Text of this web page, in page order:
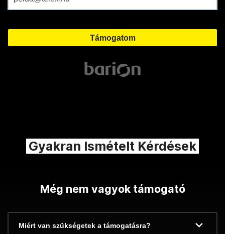
Gyakran Ismételt Kérdések
Még nem vagyok támogató
Miért van szükségetek a támogatásra?